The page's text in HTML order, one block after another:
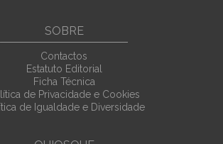
SOBRE
Contactos
Estatuto Editorial
Ficha Técnica
de Privacidade e Cookies
de Igualdade e Diversidade